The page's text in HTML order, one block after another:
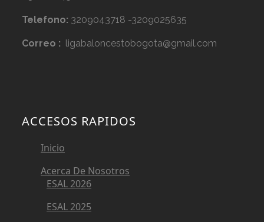
Telefono: 3209043718 -3209025635
Correo : ligabaloncestobogota@gmail.com
ACCESOS RAPIDOS
Inicio
Acerca De Nosotros
ESAL 2026
ESAL 2025